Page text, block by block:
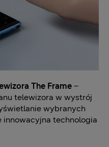
The Frame –
telewizora w wystrój
wybranych
innowacyjna technologia